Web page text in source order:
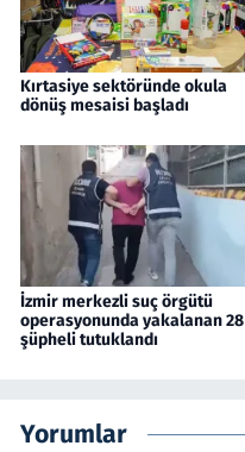
Kırtasiye sektöründe okula
dönüş mesaisi başladı
İzmir merkezli suç örgütü
operasyonunda yakalanan 28
şüpheli tutuklandı
Yorumlar